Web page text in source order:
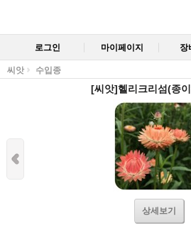
로그인 마이페이지 장
씨앗 수입종
[씨앗]헬리크리섬(종
상세보기